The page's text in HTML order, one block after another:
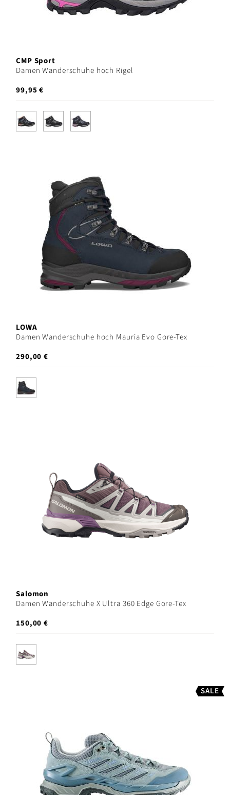
CMP Sport
Damen Wanderschuhe hoch Rigel
99,95 €
LOWA
Damen Wanderschuhe hoch Mauria Evo Gore-Tex
290,00 €
Salomon
Damen Wanderschuhe X Ultra 360 Edge Gore-Tex
150,00 €
SALE